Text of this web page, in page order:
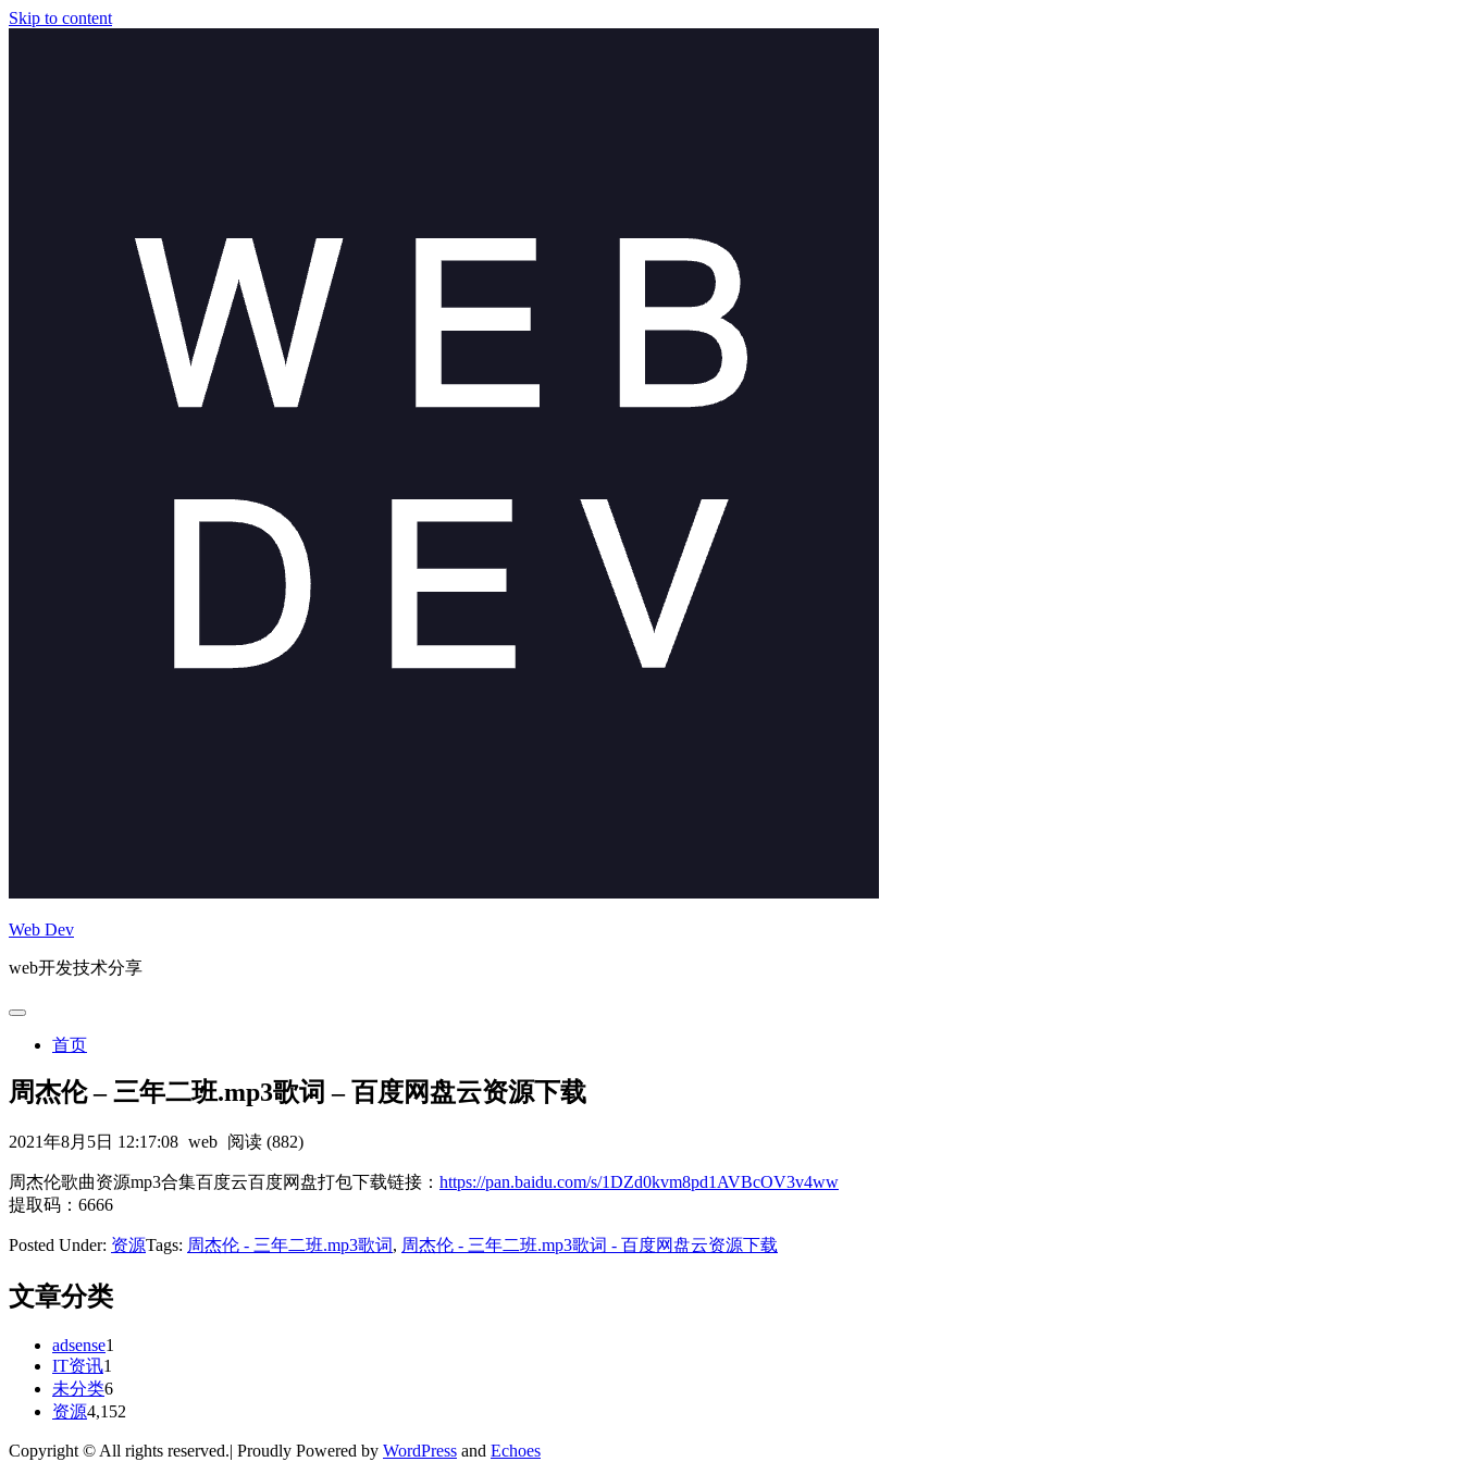
Skip to content
Web Dev
web开发技术分享
首页
周杰伦 – 三年二班.mp3歌词 – 百度网盘云资源下载
2021年8月5日 12:17:08 web 阅读 (882)
周杰伦歌曲资源mp3合集百度云百度网盘打包下载链接： https://pan.baidu.com/s/1DZd0kvm8pd1AVBcOV3v4ww
提取码：6666
Posted Under: 资源Tags: 周杰伦 - 三年二班.mp3歌词, 周杰伦 - 三年二班.mp3歌词 - 百度网盘云资源下载
文章分类
adsense1
IT资讯1
未分类6
资源4,152
Copyright © All rights reserved.| Proudly Powered by WordPress and Echoes